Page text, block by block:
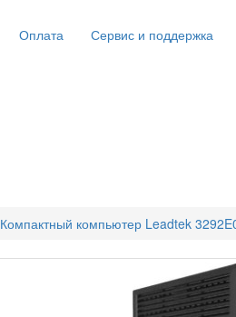
Оплата Сервис и поддержка
Компактный компьютер Leadtek